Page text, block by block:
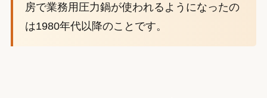
房で業務用圧力鍋が使われるようになったの
は1980年代以降のことです。